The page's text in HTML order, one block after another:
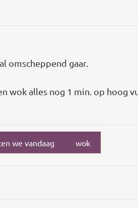
omscheppend gaar.
wok alles nog 1 min. op hoog
we vandaag wok